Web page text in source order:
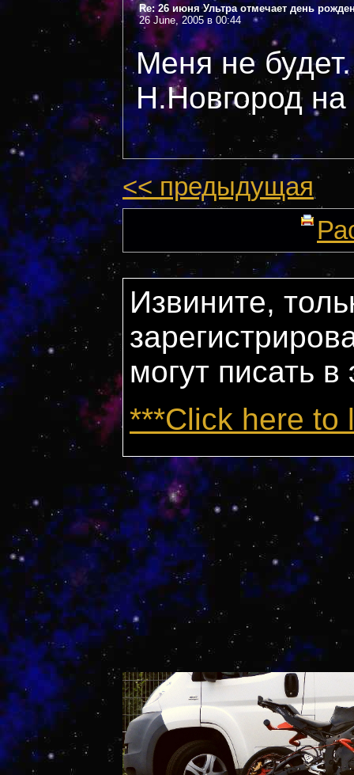
Re: 26 июня Ультра отмечает день
26 June, 2005 в 00:44
Меня не
Н.Новгород на
<< предыдущая
Извините,
могут писать
***Click here to